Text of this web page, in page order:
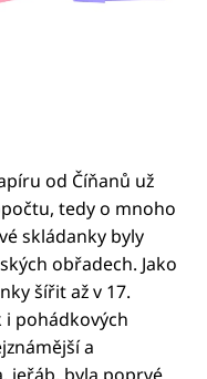
od Číňanů už
tedy o mnoho
skládanky byly
obřadech. Jako
šířit až v 17.
i pohádkových
a